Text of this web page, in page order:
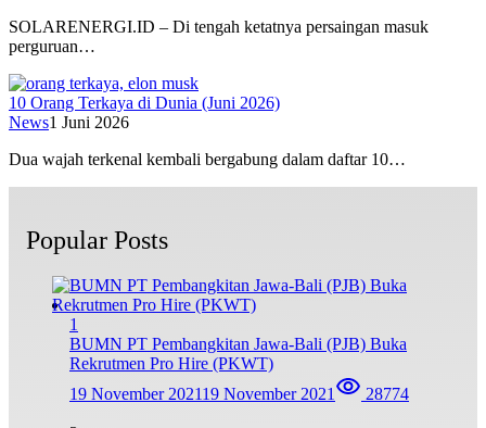
SOLARENERGI.ID – Di tengah ketatnya persaingan masuk
perguruan…
10 Orang Terkaya di Dunia (Juni 2026)
News1 Juni 2026
Dua wajah terkenal kembali bergabung dalam daftar 10…
Popular Posts
1
BUMN PT Pembangkitan Jawa-Bali (PJB) Buka
Rekrutmen Pro Hire (PKWT)
19 November 202119 November 2021 28774